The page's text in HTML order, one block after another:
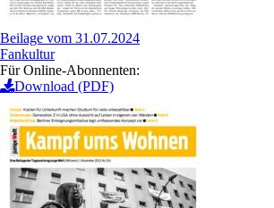
Beilage vom 31.07.2024
Fankultur
Für Online-Abonnenten:
Download (PDF)